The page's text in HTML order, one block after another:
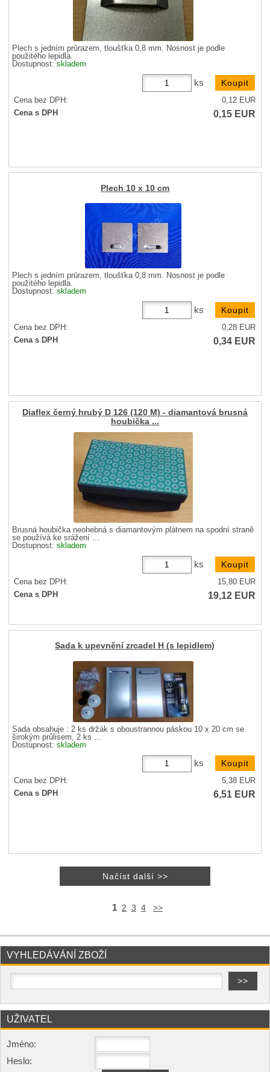
Plech s jedním průrazem, tloušťka 0,8 mm. Nosnost je podle
použitého lepidla.
Dostupnost:skladem
ks
Cena bez DPH: 0,12 EUR
Cena s DPH
0,15 EUR
Plech 10 x 10 cm
Plech s jedním průrazem, tloušťka 0,8 mm. Nosnost je podle
použitého lepidla.
Dostupnost:skladem
ks
Cena bez DPH: 0,28 EUR
Cena s DPH
0,34 EUR
Diaflex černý hrubý D 126 (120 M) - diamantová brusná
houbička ...
Brusná houbička neohebná s diamantovým plátnem na spodní straně
se používá ke srážení ...
Dostupnost:skladem
ks
Cena bez DPH: 15,80 EUR
Cena s DPH
19,12 EUR
Sada k upevnění zrcadel H (s lepidlem)
Sada obsahuje : 2 ks držák s oboustrannou páskou 10 x 20 cm se
širokým průlisem, 2 ks ...
Dostupnost:skladem
ks
Cena bez DPH: 5,38 EUR
Cena s DPH
6,51 EUR
1 2 3 4 >>
VYHLEDÁVÁNÍ ZBOŽÍ
UŽIVATEL
Jméno:
Heslo: